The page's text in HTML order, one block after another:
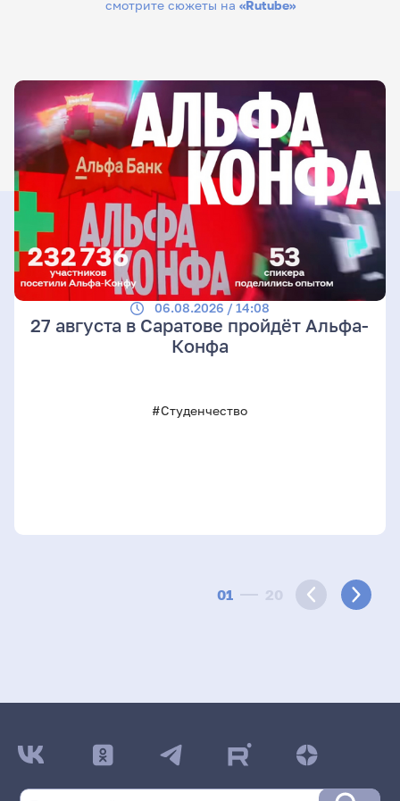
смотрите сюжеты на «Rutube»
01 20
06.08.2026 / 14:08
27 августа в Саратове пройдёт Альфа-
Конфа
#Студенчество